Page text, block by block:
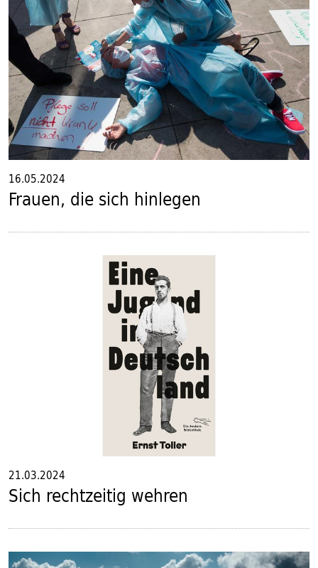
16.05.2024
Frauen, die sich hinlegen
21.03.2024
Sich rechtzeitig wehren